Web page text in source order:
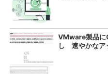
VMware製品に
し 速やかなア